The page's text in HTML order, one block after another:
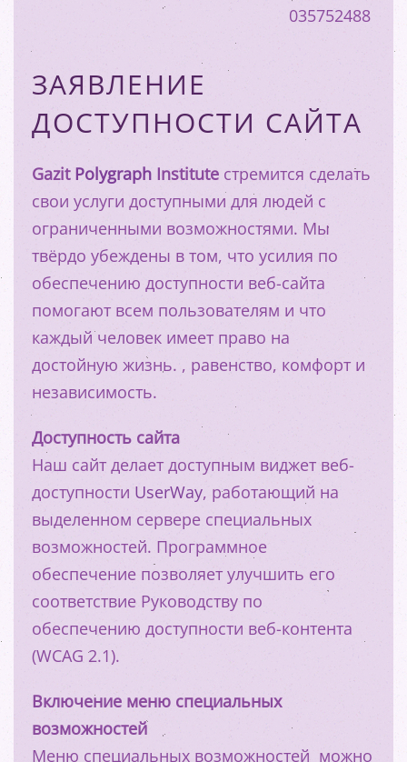
ЗАЯВЛЕНИЕ
ДОСТУПНОСТИ САЙТА
Gazit Polygraph Institute стремится сделать
свои услуги доступными для людей с
ограниченными возможностями. Мы
твёрдо убеждены в том, что усилия по
обеспечению доступности веб-сайта
помогают всем пользователям и что
каждый человек имеет право на
достойную жизнь. , равенство, комфорт и
независимость.
Доступность сайта
Наш сайт делает доступным виджет веб-
доступности UserWay, работающий на
выделенном сервере специальных
возможностей. Программное
обеспечение позволяет улучшить его
соответствие Руководству по
обеспечению доступности веб-контента
(WCAG 2.1).
Включение меню специальных
возможностей
Меню специальных возможностей можно